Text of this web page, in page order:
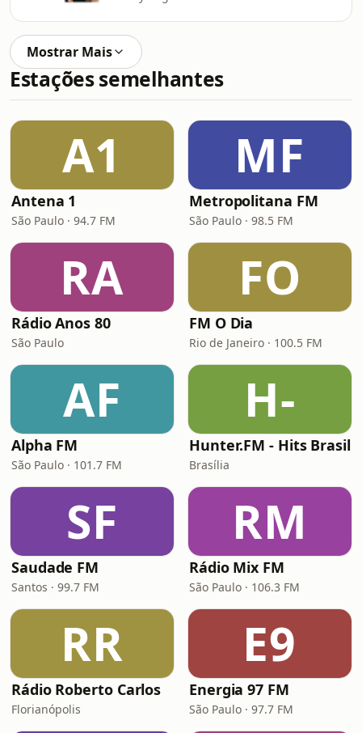
Mostrar Mais
Estações semelhantes
A1
Antena 1
São Paulo · 94.7 FM
MF
Metropolitana FM
São Paulo · 98.5 FM
RA
Rádio Anos 80
São Paulo
FO
FM O Dia
Rio de Janeiro · 100.5 FM
AF
Alpha FM
São Paulo · 101.7 FM
H-
Hunter.FM - Hits Brasil
Brasília
SF
Saudade FM
Santos · 99.7 FM
RM
Rádio Mix FM
São Paulo · 106.3 FM
RR
Rádio Roberto Carlos
Florianópolis
E9
Energia 97 FM
São Paulo · 97.7 FM